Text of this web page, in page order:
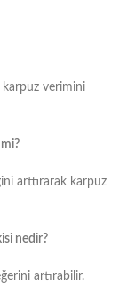
karpuz verimini
arttırarak karpuz
nedir?
artırabilir.